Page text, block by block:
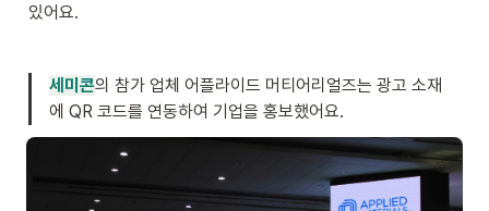
있어요.
세미콘의 참가 업체 어플라이드 머티어리얼즈는 광고 소재
에 QR 코드를 연동하여 기업을 홍보했어요.